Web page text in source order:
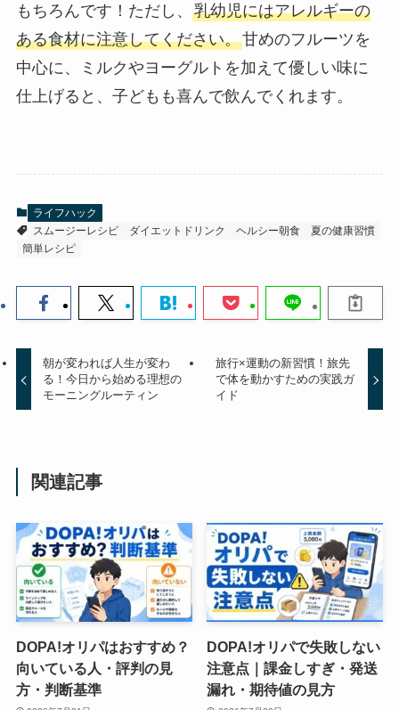
もちろんです！ただし、 乳幼児にはアレルギーの
ある食材に注意してください。甘めのフルーツを
中心に、ミルクやヨーグルトを加えて優しい味に
仕上げると、子どもも喜んで飲んでくれます。
ライフハック
スムージーレシピ
ダイエットドリンク ヘルシー朝食
夏の健康習慣
簡単レシピ
朝が変われば人生が変わ
る！今日から始める理想の
モーニングルーティン
旅行×運動の新習慣！旅先
で体を動かすための実践ガ
イド
関連記事
DOPA!オリパはおすすめ？
向いている人・評判の見
方・判断基準
DOPA!オリパで失敗しない
注意点｜課金しすぎ・発送
漏れ・期待値の見方